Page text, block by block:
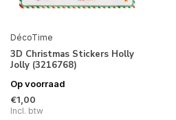
DécoTime
3D Christmas Stickers Holly
Jolly (3216768)
Op voorraad
€1,00
Incl. btw